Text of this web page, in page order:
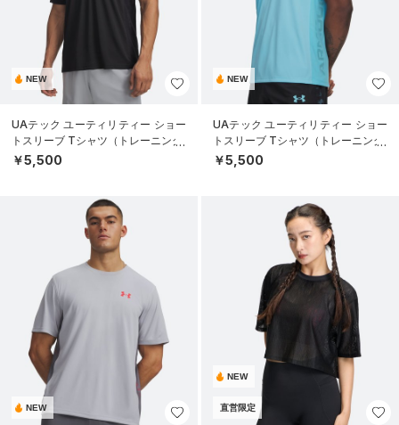
NEW
UAテック ユーティリティー ショー
トスリーブ Tシャツ（トレーニング/
MEN）
￥5,500
NEW
UAテック ユーティリティー ショー
トスリーブ Tシャツ（トレーニング/
MEN）
￥5,500
NEW
NEW
直営限定